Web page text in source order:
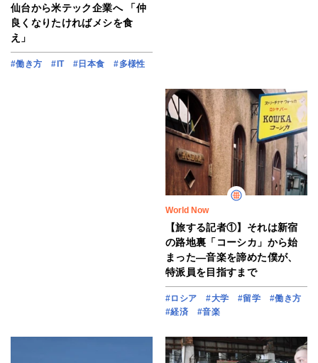
仙台から米テック企業へ 「仲
良くなりたければメシを食
え」
#働き方 #IT #日本食 #多様性
World Now
【旅する記者①】それは新宿
の路地裏「コーシカ」から始
まった―音楽を諦めた僕が、
特派員を目指すまで
#ロシア #大学 #留学
#働き方
#経済
#音楽